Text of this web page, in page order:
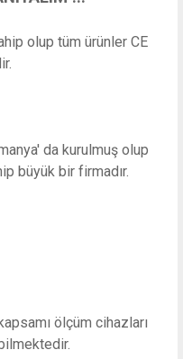
olup tüm ürünler CE
da kurulmuş olup
büyük bir firmadır.
ölçüm cihazları